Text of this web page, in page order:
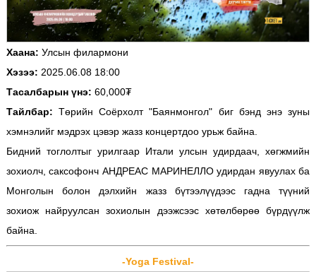
Хаана: Улсын филармони
Хэзээ: 2025.06.08 18:00
Тасалбарын үнэ: 60,000₮
Тайлбар: Төрийн Соёрхолт "Баянмонгол" биг бэнд энэ зуны
хэмнэлийг мэдрэх цэвэр жазз концертдоо урьж байна.
Бидний тоглолтыг урилгаар Итали улсын удирдаач, хөгжмийн
зохиолч, саксофонч АНДРЕАС МАРИНЕЛЛО удирдан явуулах ба
Монголын болон дэлхийн жазз бүтээлүүдээс гадна түүний
зохиож найруулсан зохиолын дээжсээс хөтөлбөрөө бүрдүүлж
байна.
-Yoga Festival-